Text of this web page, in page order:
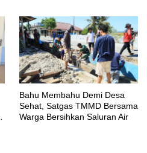
Sesor
Bahu Membahu Demi Desa
Sehat, Satgas TMMD Bersama
Warga Bersihkan Saluran Air